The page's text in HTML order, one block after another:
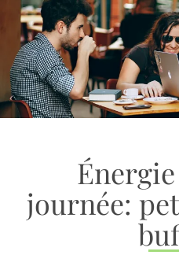
journée: